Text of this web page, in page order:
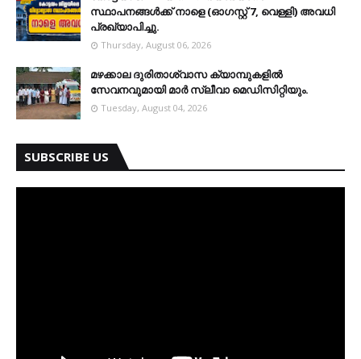
സ്ഥാപനങ്ങള്‍ക്ക് നാളെ (ഓഗസ്റ്റ് 7, വെള്ളി) അവധി
പ്രഖ്യാപിച്ചു.
Thursday, August 06, 2026
മഴക്കാല ദുരിതാശ്വാസ ക്യാമ്പുകളിൽ
സേവനവുമായി മാർ സ്ലീവാ മെഡിസിറ്റിയും.
Tuesday, August 04, 2026
SUBSCRIBE US